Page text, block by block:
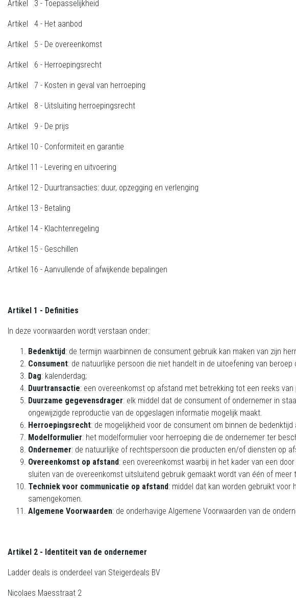
Artikel 3 - Toepasselijkheid
Artikel 4 - Het aanbod
Artikel 5 - De overeenkomst
Artikel 6 - Herroepingsrecht
Artikel 7 - Kosten in geval van herroeping
Artikel 8 - Uitsluiting herroepingsrecht
Artikel 9 - De prijs
Artikel 10 - Conformiteit en garantie
Artikel 11 - Levering en uitvoering
Artikel 12 - Duurtransacties: duur, opzegging en verlenging
Artikel 13 - Betaling
Artikel 14 - Klachtenregeling
Artikel 15 - Geschillen
Artikel 16 - Aanvullende of afwijkende bepalingen
Artikel 1 - Definities
In deze voorwaarden wordt verstaan onder:
Bedenktijd: de termijn waarbinnen de consument gebruik kan maken van zijn
Consument: de natuurlijke persoon die niet handelt in de uitoefening van
Dag: kalenderdag;
Duurtransactie: een overeenkomst op afstand met betrekking tot een reeks
Duurzame gegevensdrager: elk middel dat de consument of ondernemer in
ongewijzigde reproductie van de opgeslagen informatie mogelijk maakt.
Herroepingsrecht: de mogelijkheid voor de consument om binnen de
Modelformulier: het modelformulier voor herroeping die de ondernemer ter
Ondernemer: de natuurlijke of rechtspersoon die producten en/of diensten op
Overeenkomst op afstand: een overeenkomst waarbij in het kader van een
sluiten van de overeenkomst uitsluitend gebruik gemaakt wordt van één of
Techniek voor communicatie op afstand: middel dat kan worden gebruikt
samengekomen.
Algemene Voorwaarden: de onderhavige Algemene Voorwaarden van de
Artikel 2 - Identiteit van de ondernemer
Ladder deals is onderdeel van Steigerdeals BV
Nicolaes Maesstraat 2